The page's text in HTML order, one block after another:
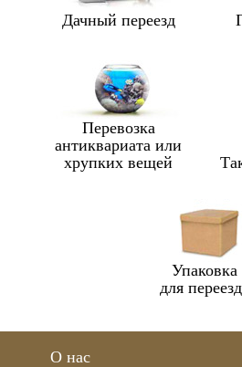
Дачный переезд
Перевозка
антиквариата или
хрупких вещей
Упаковка
для
О нас